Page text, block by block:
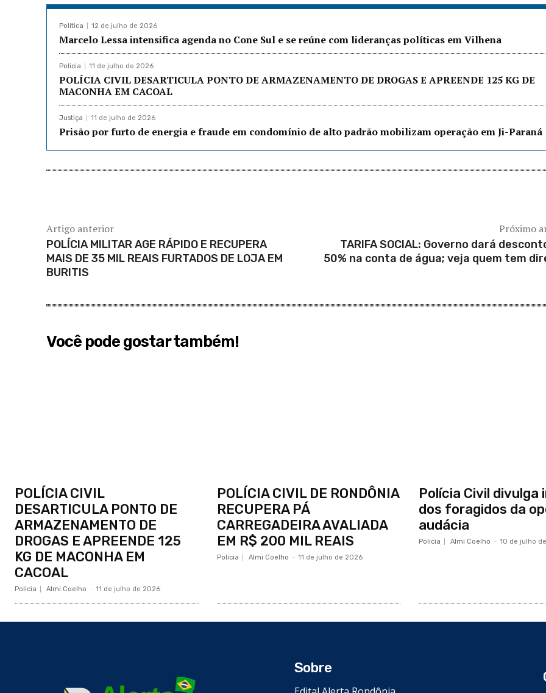
Política 12 de julho de 2026
Marcelo Lessa intensifica agenda no Cone Sul e se reúne com lideranças políticas em Vilhena
Policia 11 de julho de 2026
POLÍCIA CIVIL DESARTICULA PONTO DE ARMAZENAMENTO DE DROGAS E APREENDE 125 KG DE
MACONHA EM CACOAL
Justiça 11 de julho de 2026
Prisão por furto de energia e fraude em condomínio de alto padrão mobilizam operação em Ji-Paraná
Artigo anterior
POLÍCIA MILITAR AGE RÁPIDO E RECUPERA
MAIS DE 35 MIL REAIS FURTADOS DE LOJA EM
BURITIS
Próximo
TARIFA SOCIAL: Governo dará
50% na conta de água; veja quem tem
Você pode gostar também!
POLÍCIA CIVIL
DESARTICULA PONTO DE
ARMAZENAMENTO DE
DROGAS E APREENDE 125
KG DE MACONHA EM
CACOAL
Policia Almi Coelho - 11 de julho de 2026
POLÍCIA CIVIL DE RONDÔNIA
RECUPERA PÁ
CARREGADEIRA AVALIADA
EM R$ 200 MIL REAIS
Policia Almi Coelho - 11 de julho de 2026
Polícia Civil divulga
dos foragidos da
audácia
Policia Almi Coelho - 10 de julho
Sobre